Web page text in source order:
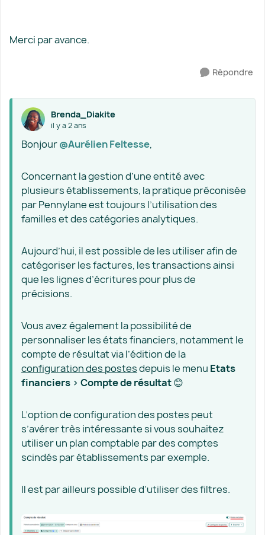
Merci par avance.
Répondre
Brenda_Diakite
il y a 2 ans
Bonjour@Aurélien Feltesse,
Concernant la gestion d’une entité avec
plusieurs établissements, la pratique préconisée
par Pennylane est toujours l’utilisation des
familles et des catégories analytiques.
Aujourd’hui, il est possible de les utiliser afin de
catégoriser les factures, les transactions ainsi
que les lignes d’écritures pour plus de
précisions.
Vous avez également la possibilité de
personnaliser les états financiers, notamment le
compte de résultat via l’édition de la
configuration des postesdepuis le menu Etats
financiers > Compte de résultat😊
L’option de configuration des postes peut
s’avérer très intéressante si vous souhaitez
utiliser un plan comptable par des comptes
scindés par établissements par exemple.
Il est par ailleurs possible d’utiliser des filtres.